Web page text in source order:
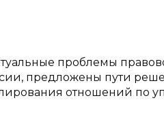
проблемы
предложены пути
отношений по